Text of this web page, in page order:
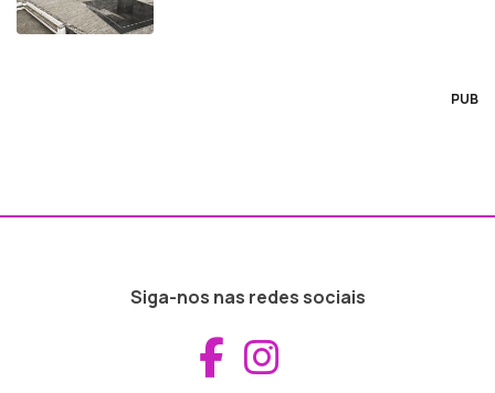
PUB
Siga-nos nas redes sociais
Aceder ao